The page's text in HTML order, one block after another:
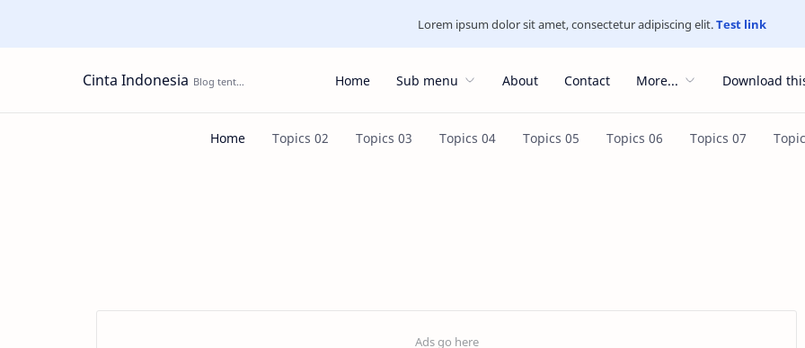
Lorem ipsum dolor sit amet, consectetur adipiscing elit.Test link
Cinta Indonesia Home Sub menu About Contact More... Download